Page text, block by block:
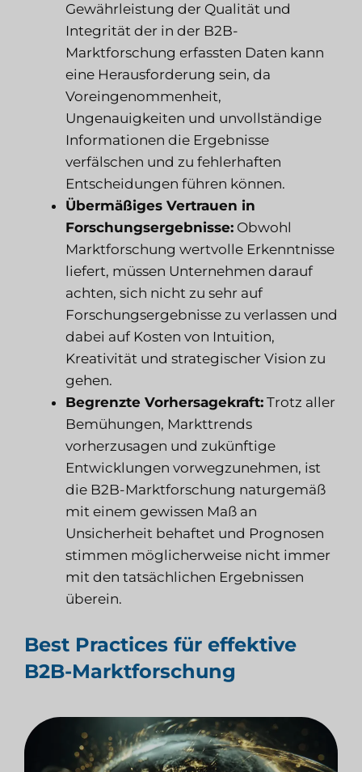
Gewährleistung der Qualität und
Integrität der in der B2B-
Marktforschung erfassten Daten kann
eine Herausforderung sein, da
Voreingenommenheit,
Ungenauigkeiten und unvollständige
Informationen die Ergebnisse
verfälschen und zu fehlerhaften
Entscheidungen führen können.
Übermäßiges Vertrauen in
Forschungsergebnisse: Obwohl
Marktforschung wertvolle Erkenntnisse
liefert, müssen Unternehmen darauf
achten, sich nicht zu sehr auf
Forschungsergebnisse zu verlassen und
dabei auf Kosten von Intuition,
Kreativität und strategischer Vision zu
gehen.
Begrenzte Vorhersagekraft: Trotz aller
Bemühungen, Markttrends
vorherzusagen und zukünftige
Entwicklungen vorwegzunehmen, ist
die B2B-Marktforschung naturgemäß
mit einem gewissen Maß an
Unsicherheit behaftet und Prognosen
stimmen möglicherweise nicht immer
mit den tatsächlichen Ergebnissen
überein.
Best Practices für effektive
B2B-Marktforschung